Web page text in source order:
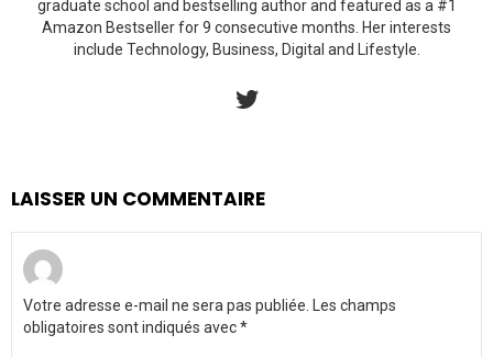
graduate school and bestselling author and featured as a #1
Amazon Bestseller for 9 consecutive months. Her interests
include Technology, Business, Digital and Lifestyle.
LAISSER UN COMMENTAIRE
Votre adresse e-mail ne sera pas publiée. Les champs
obligatoires sont indiqués avec*